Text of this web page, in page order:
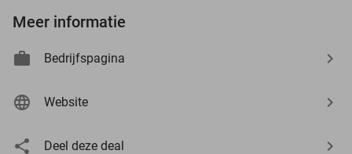
Meer informatie
Bedrijfspagina
Website
Deel deze deal